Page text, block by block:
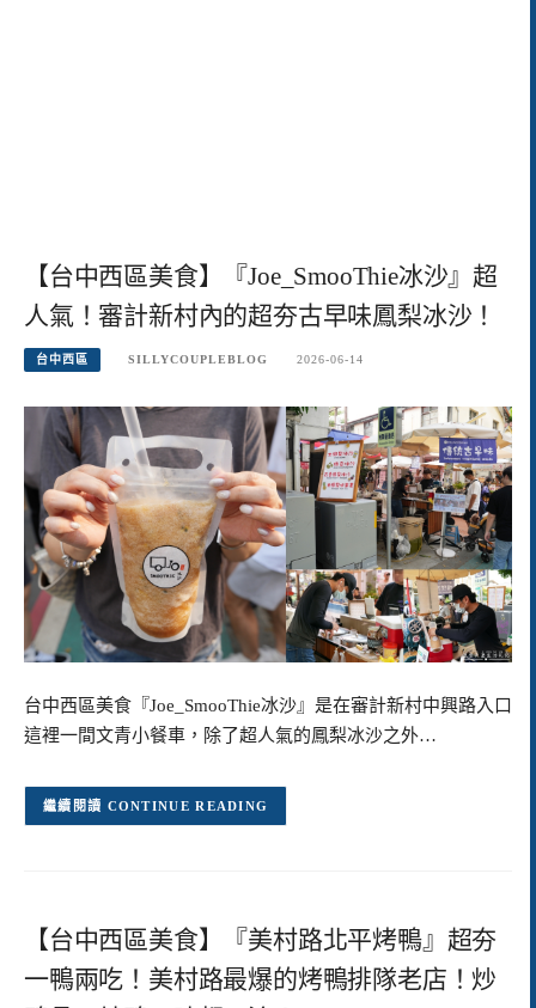
【台中西區美食】『Joe_SmooThie冰沙』超
人氣！審計新村內的超夯古早味鳳梨冰沙！
台中西區 SILLYCOUPLEBLOG 2026-06-14
台中西區美食『Joe_SmooThie冰沙』是在審計新村中興路入口
這裡一間文青小餐車，除了超人氣的鳳梨冰沙之外…
CONTINUE READING
【台中西區美食】『美村路北平烤鴨』超夯
一鴨兩吃！美村路最爆的烤鴨排隊老店！炒